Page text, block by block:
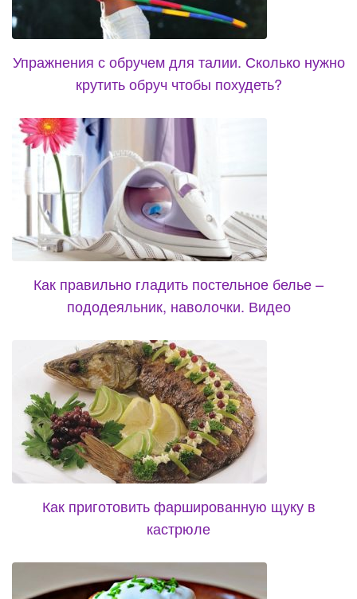
Упражнения с обручем для талии. Сколько нужно
крутить обруч чтобы похудеть?
Как правильно гладить постельное белье –
пододеяльник, наволочки. Видео
Как приготовить фаршированную щуку в
кастрюле